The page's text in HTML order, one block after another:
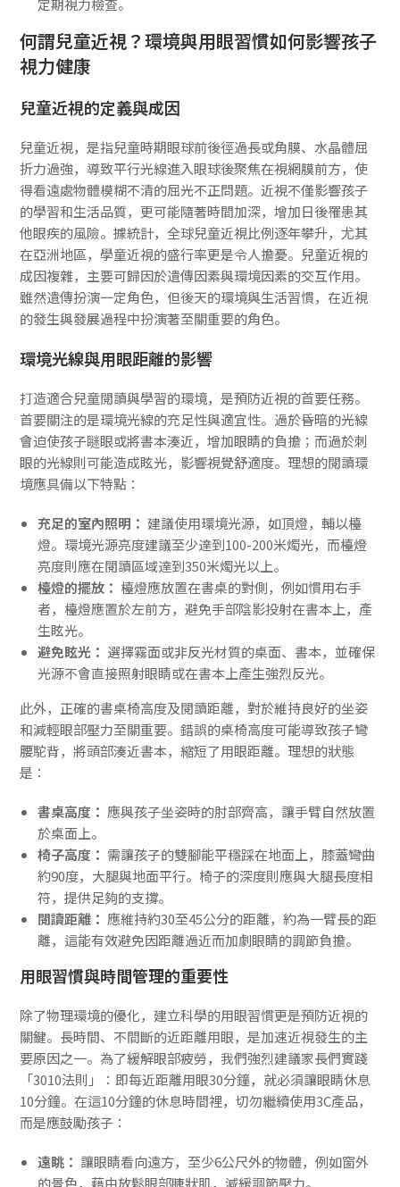
定期視力檢查。
何謂兒童近視？環境與用眼習慣如何影響孩子
視力健康
兒童近視的定義與成因
兒童近視，是指兒童時期眼球前後徑過長或角膜、水晶體屈
折力過強，導致平行光線進入眼球後聚焦在視網膜前方，使
得看遠處物體模糊不清的屈光不正問題。近視不僅影響孩子
的學習和生活品質，更可能隨著時間加深，增加日後罹患其
他眼疾的風險。據統計，全球兒童近視比例逐年攀升，尤其
在亞洲地區，學童近視的盛行率更是令人擔憂。兒童近視的
成因複雜，主要可歸因於遺傳因素與環境因素的交互作用。
雖然遺傳扮演一定角色，但後天的環境與生活習慣，在近視
的發生與發展過程中扮演著至關重要的角色。
環境光線與用眼距離的影響
打造適合兒童閱讀與學習的環境，是預防近視的首要任務。
首要關注的是環境光線的充足性與適宜性。過於昏暗的光線
會迫使孩子瞇眼或將書本湊近，增加眼睛的負擔；而過於刺
眼的光線則可能造成眩光，影響視覺舒適度。理想的閱讀環
境應具備以下特點：
充足的室內照明： 建議使用環境光源，如頂燈，輔以檯
燈。環境光源亮度建議至少達到100-200米燭光，而檯燈
亮度則應在閱讀區域達到350米燭光以上。
檯燈的擺放： 檯燈應放置在書桌的對側，例如慣用右手
者，檯燈應置於左前方，避免手部陰影投射在書本上，產
生眩光。
避免眩光： 選擇霧面或非反光材質的桌面、書本，並確保
光源不會直接照射眼睛或在書本上產生強烈反光。
此外，正確的書桌椅高度及閱讀距離，對於維持良好的坐姿
和減輕眼部壓力至關重要。錯誤的桌椅高度可能導致孩子彎
腰駝背，將頭部湊近書本，縮短了用眼距離。理想的狀態
是：
書桌高度： 應與孩子坐姿時的肘部齊高，讓手臂自然放置
於桌面上。
椅子高度： 需讓孩子的雙腳能平穩踩在地面上，膝蓋彎曲
約90度，大腿與地面平行。椅子的深度則應與大腿長度相
符，提供足夠的支撐。
閱讀距離： 應維持約30至45公分的距離，約為一臂長的距
離，這能有效避免因距離過近而加劇眼睛的調節負擔。
用眼習慣與時間管理的重要性
除了物理環境的優化，建立科學的用眼習慣更是預防近視的
關鍵。長時間、不間斷的近距離用眼，是加速近視發生的主
要原因之一。為了緩解眼部疲勞，我們強烈建議家長們實踐
「3010法則」：即每近距離用眼30分鐘，就必須讓眼睛休息
10分鐘。在這10分鐘的休息時間裡，切勿繼續使用3C產品，
而是應鼓勵孩子：
遠眺： 讓眼睛看向遠方，至少6公尺外的物體，例如窗外
的景色，藉由放鬆眼部睫狀肌，減緩調節壓力。